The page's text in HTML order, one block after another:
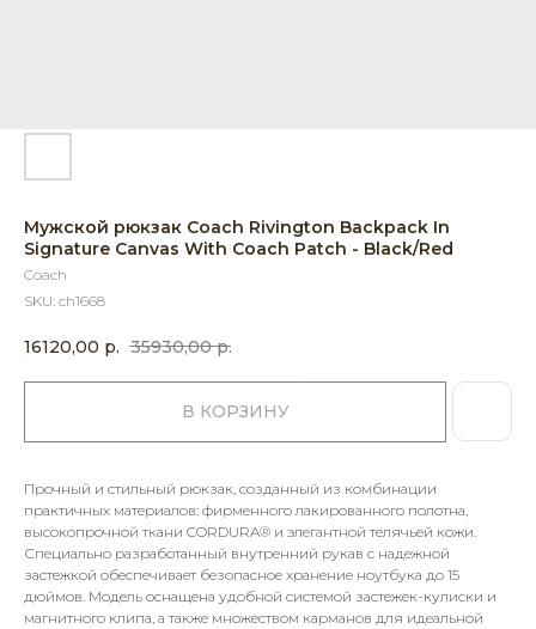
Мужской рюкзак Coach Rivington Backpack In
Signature Canvas With Coach Patch - Black/Red
Coach
SKU: ch1668
16120,00 р. 35930,00 р.
В КОРЗИНУ
Прочный и стильный рюкзак, созданный из комбинации
практичных материалов: фирменного лакированного полотна,
высокопрочной ткани CORDURA® и элегантной телячьей кожи.
Специально разработанный внутренний рукав с надежной
застежкой обеспечивает безопасное хранение ноутбука до 15
дюймов. Модель оснащена удобной системой застежек-кулиски и
магнитного клипа, а также множеством карманов для идеальной